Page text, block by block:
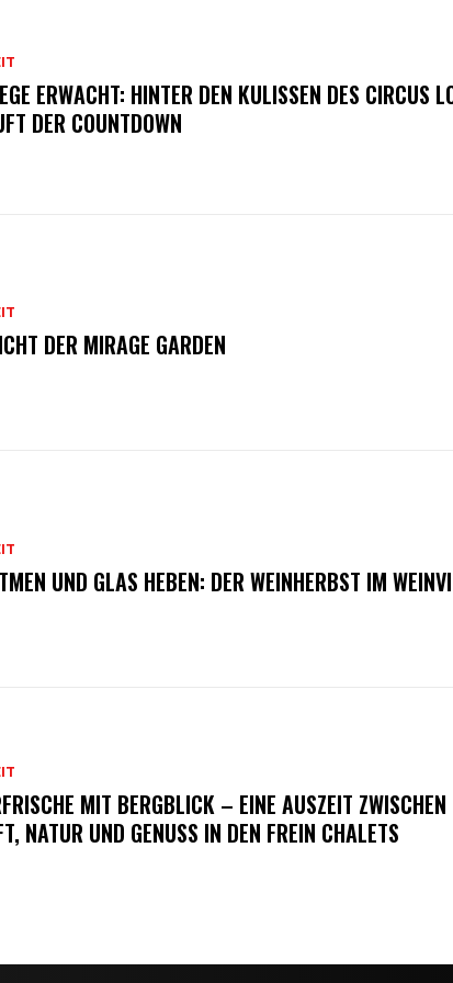
ERWACHT: HINTER DEN KULISSEN DES CIRCUS
DER COUNTDOWN
DER MIRAGE GARDEN
UND GLAS HEBEN: DER WEINHERBST IM
MIT BERGBLICK – EINE AUSZEIT ZWISCHEN
NATUR UND GENUSS IN DEN FREIN CHALETS